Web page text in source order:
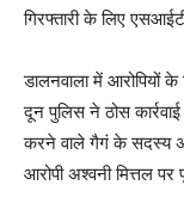
गिरफ्तारी के लिए
डालनवाला में आरोपियों
दून पुलिस ने ठोस
करने वाले गैगं के सदस्य
आरोपी अश्वनी मित्तल पर